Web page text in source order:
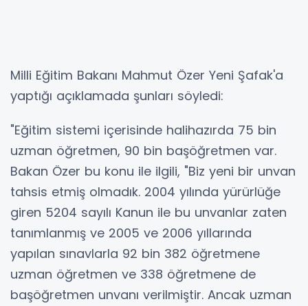
Milli Eğitim Bakanı Mahmut Özer Yeni Şafak'a
yaptığı açıklamada şunları söyledi:
"Eğitim sistemi içerisinde halihazırda 75 bin
uzman öğretmen, 90 bin başöğretmen var.
Bakan Özer bu konu ile ilgili, "Biz yeni bir unvan
tahsis etmiş olmadık. 2004 yılında yürürlüğe
giren 5204 sayılı Kanun ile bu unvanlar zaten
tanımlanmış ve 2005 ve 2006 yıllarında
yapılan sınavlarla 92 bin 382 öğretmene
uzman öğretmen ve 338 öğretmene de
başöğretmen unvanı verilmiştir. Ancak uzman